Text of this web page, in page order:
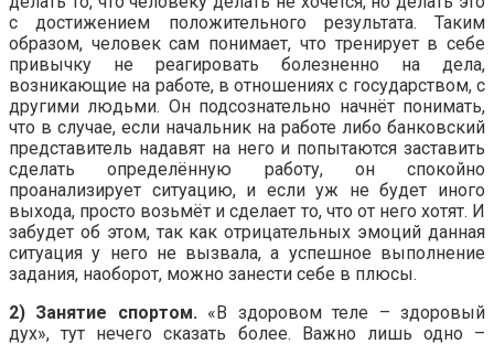
с достижением положительного результата. Таким
образом, человек сам понимает, что тренирует в себе
привычку не реагировать болезненно на дела,
возникающие на работе, в отношениях с государством, с
другими людьми. Он подсознательно начнёт понимать,
что в случае, если начальник на работе либо банковский
представитель надавят на него и попытаются заставить
сделать определённую работу, он спокойно
проанализирует ситуацию, и если уж не будет иного
выхода, просто возьмёт и сделает то, что от него хотят. И
забудет об этом, так как отрицательных эмоций данная
ситуация у него не вызвала, а успешное выполнение
задания, наоборот, можно занести себе в плюсы.
2) Занятие спортом.«В здоровом теле – здоровый
дух», тут нечего сказать более. Важно лишь одно –